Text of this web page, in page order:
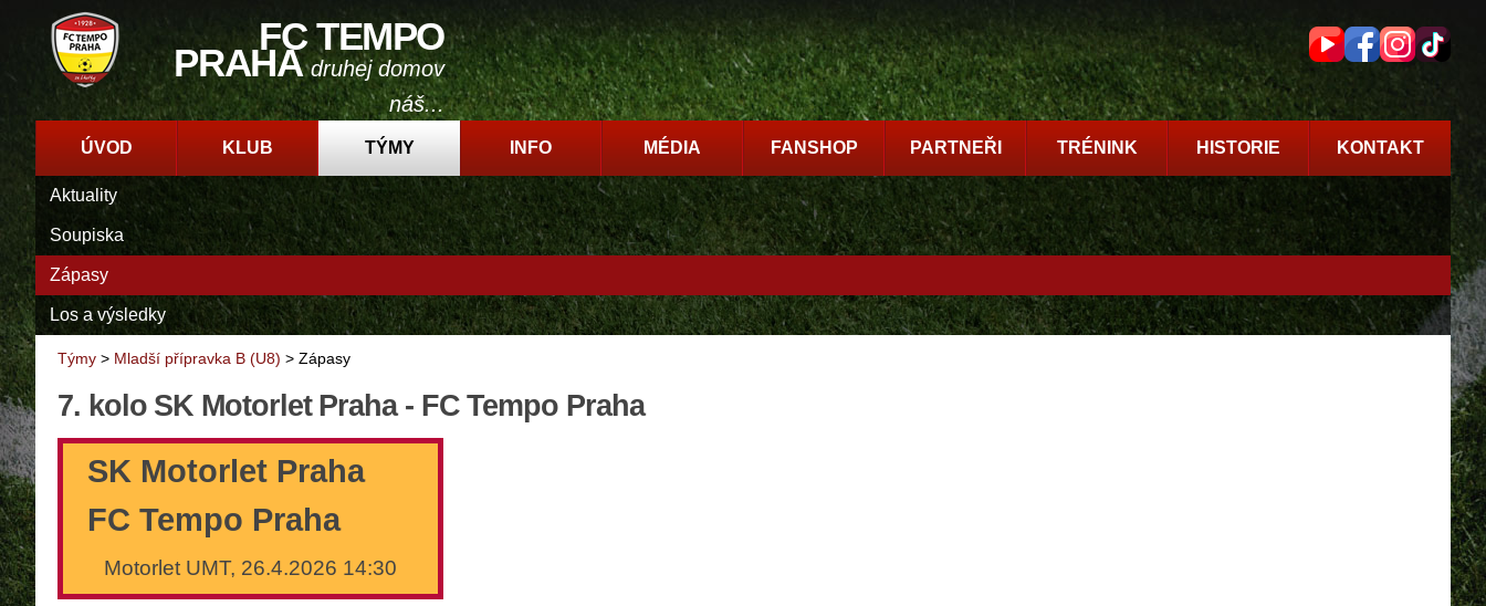
FC TEMPO
PRAHAdruhej domov
náš...
ÚVOD KLUB TÝMY INFO MÉDIA FANSHOP PARTNEŘI TRÉNINK HISTORIE KONTAKT
Aktuality
Soupiska
Zápasy
Los a výsledky
Týmy > Mladší přípravka B (U8) > Zápasy
7. kolo SK Motorlet Praha - FC Tempo Praha
SK Motorlet Praha
FC Tempo Praha
Motorlet UMT, 26.4.2026 14:30